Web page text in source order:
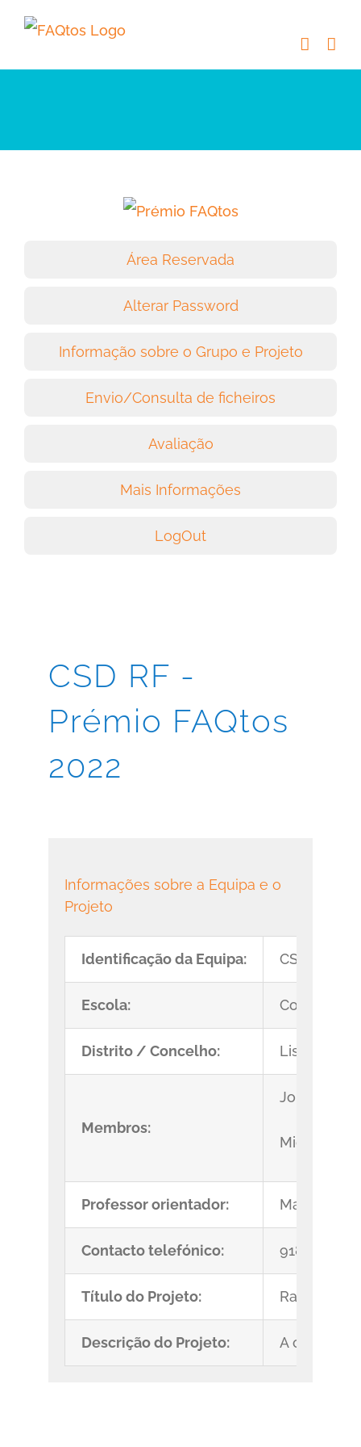
Skip
content
CSD RF -
Prémio FAQtos
2022
Informações sobre a Equipa e o
Projeto
Identificação da Equipa: CSD.RF
Escola: Colégio de
Distrito / Concelho: Lisboa/
Membros:
Jorge
Miguel
Professor orientador: Marta
Contacto telefónico: 918875162
Título do Projeto:
Descrição do Projeto: A
Área Reservada
Alterar Password
Informação sobre o Grupo e Projeto
Envio/Consulta de ficheiros
Avaliação
Mais Informações
LogOut